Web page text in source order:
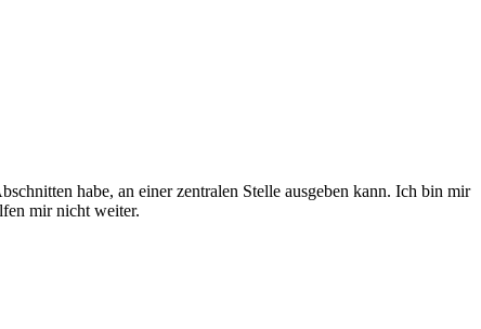
habe, an einer zentralen Stelle ausgeben kann. Ich bin mir
mir nicht weiter.